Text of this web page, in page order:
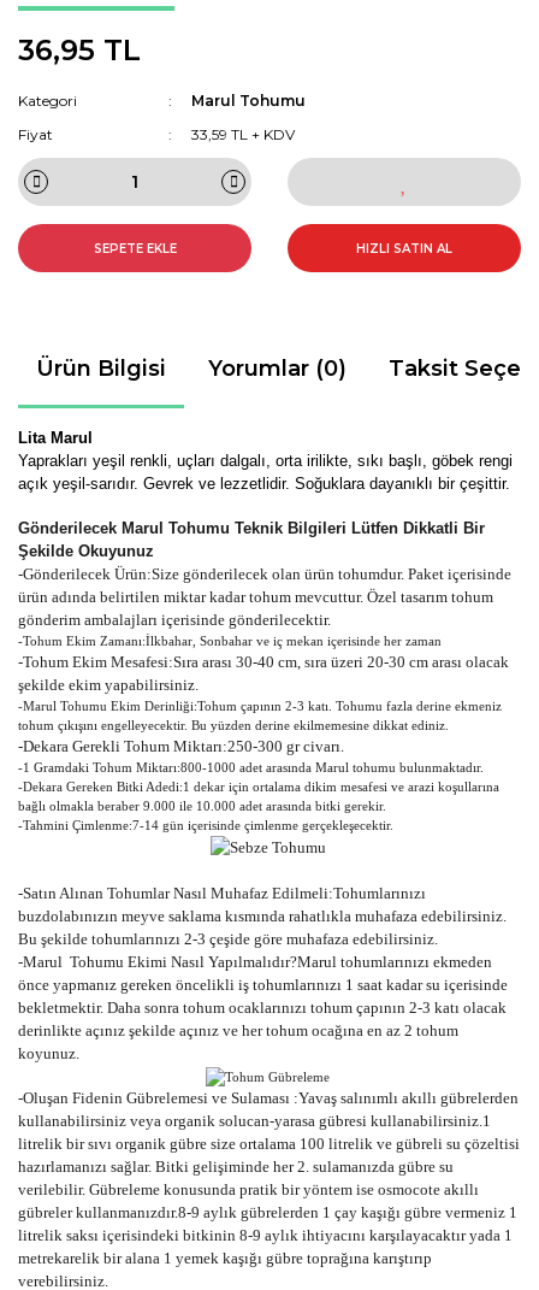
36,95 TL
Kategori
Marul Tohumu
Fiyat
33,59 TL + KDV
SEPETE EKLE HIZLI SATIN AL
Ürün Bilgisi Yorumlar (0) Taksit
Lita Marul
Yaprakları yeşil renkli, uçları dalgalı, orta irilikte, sıkı başlı, göbek rengi
açık yeşil-sarıdır. Gevrek ve lezzetlidir. Soğuklara dayanıklı bir çeşittir.
Gönderilecek Marul Tohumu Teknik Bilgileri Lütfen Dikkatli Bir
Şekilde Okuyunuz
-Gönderilecek Ürün:Size gönderilecek olan ürün tohumdur. Paket içerisinde
ürün adında belirtilen miktar kadar tohum mevcuttur. Özel tasarım tohum
gönderim ambalajları içerisinde gönderilecektir.
-Tohum Ekim Zamanı:İlkbahar, Sonbahar ve iç mekan içerisinde her zaman
-Tohum Ekim Mesafesi:Sıra arası 30-40 cm, sıra üzeri 20-30 cm arası olacak
şekilde ekim yapabilirsiniz.
-Marul Tohumu Ekim Derinliği:Tohum çapının 2-3 katı. Tohumu fazla derine ekmeniz
tohum çıkışını engelleyecektir. Bu yüzden derine ekilmemesine dikkat ediniz.
-Dekara Gerekli Tohum Miktarı:250-300 gr civarı.
-1 Gramdaki Tohum Miktarı:800-1000 adet arasında Marul tohumu bulunmaktadır.
-Dekara Gereken Bitki Adedi:1 dekar için ortalama dikim mesafesi ve arazi koşullarına
bağlı olmakla beraber 9.000 ile 10.000 adet arasında bitki gerekir.
-Tahmini Çimlenme:7-14 gün içerisinde çimlenme gerçekleşecektir.
-Satın Alınan Tohumlar Nasıl Muhafaz Edilmeli:Tohumlarınızı
buzdolabınızın meyve saklama kısmında rahatlıkla muhafaza edebilirsiniz.
Bu şekilde tohumlarınızı 2-3 çeşide göre muhafaza edebilirsiniz.
-Marul Tohumu Ekimi Nasıl Yapılmalıdır?Marul tohumlarınızı ekmeden
önce yapmanız gereken öncelikli iş tohumlarınızı 1 saat kadar su içerisinde
bekletmektir. Daha sonra tohum ocaklarınızı tohum çapının 2-3 katı olacak
derinlikte açınız şekilde açınız ve her tohum ocağına en az 2 tohum
koyunuz.
-Oluşan Fidenin Gübrelemesi ve Sulaması :Yavaş salınımlı akıllı gübrelerden
kullanabilirsiniz veya organik solucan-yarasa gübresi kullanabilirsiniz.1
litrelik bir sıvı organik gübre size ortalama 100 litrelik ve gübreli su çözeltisi
hazırlamanızı sağlar. Bitki gelişiminde her 2. sulamanızda gübre su
verilebilir. Gübreleme konusunda pratik bir yöntem ise osmocote akıllı
gübreler kullanmanızdır.8-9 aylık gübrelerden 1 çay kaşığı gübre vermeniz 1
litrelik saksı içerisindeki bitkinin 8-9 aylık ihtiyacını karşılayacaktır yada 1
metrekarelik bir alana 1 yemek kaşığı gübre toprağına karıştırıp
verebilirsiniz.